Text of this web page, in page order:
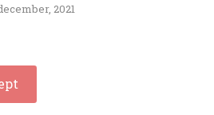
2021